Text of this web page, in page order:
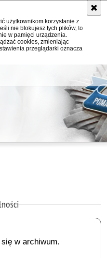
użytkownikom korzystanie z
nie blokujesz tych plików, to
w pamięci urządzenia.
cookies, zmieniając
przeglądarki oznacza
w archiwum.